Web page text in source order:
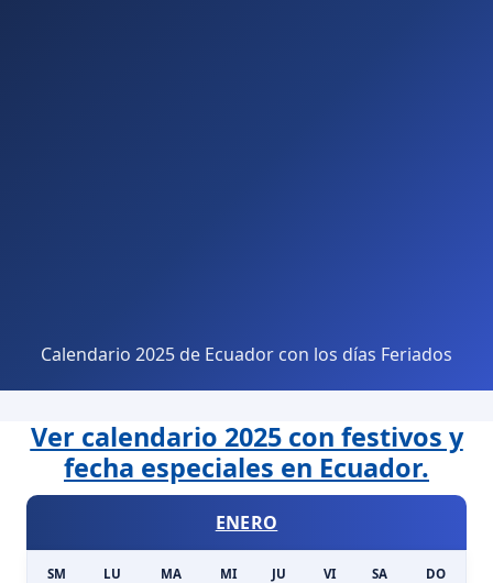
Calendario 2025 de Ecuador con los días Feriados
Ver calendario 2025 con festivos y
fecha especiales en Ecuador.
ENERO
SM LU MA MI JU VI SA DO